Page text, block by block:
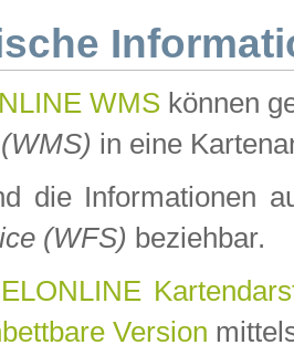
WMS können
in eine
die Informationen
(WFS) beziehbar.
Version